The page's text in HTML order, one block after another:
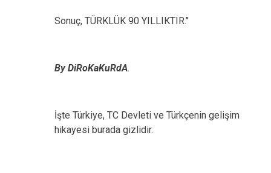
Sonuç, TÜRKLÜK 90 YILLIKTIR.’’
By DiRoKaKuRdA.
İşte Türkiye, TC Devleti ve Türkçenin gelişim
hikayesi burada gizlidir.